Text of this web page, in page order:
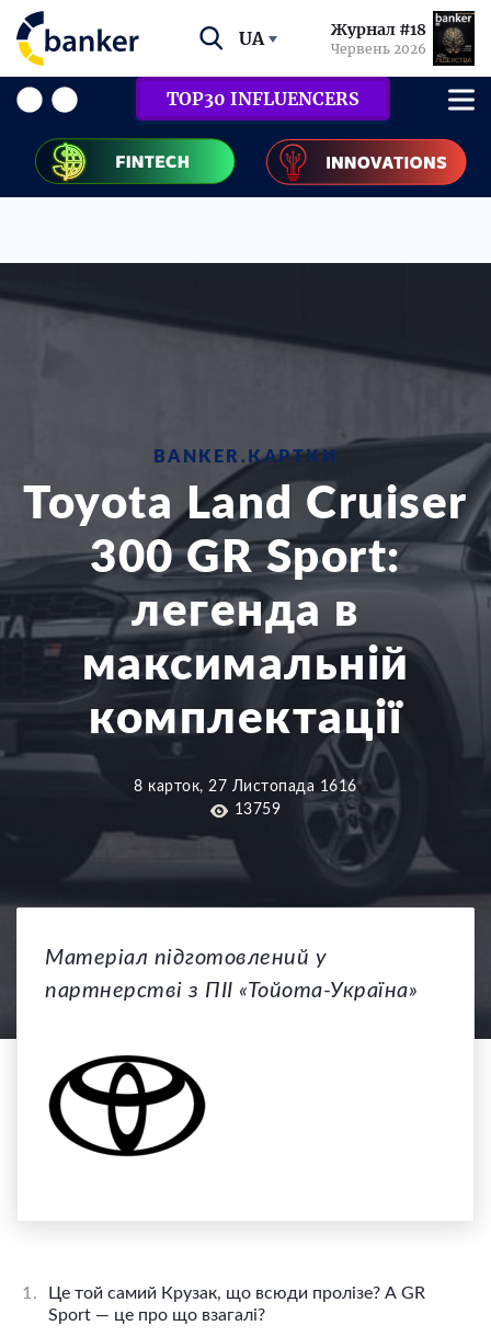
UA Журнал #18
Червень 2026
TOP30 INFLUENCERS
BANKER.КАРТКИ
Toyota Land Cruiser
300 GR Sport:
легенда в
максимальній
комплектації
8 карток, 27 Листопада 1616
13759
Матеріал підготовлений у
партнерстві з ПІІ «Тойота-Україна»
1.
Це той самий Крузак, що всюди пролізе? А GR
Sport — це про що взагалі?